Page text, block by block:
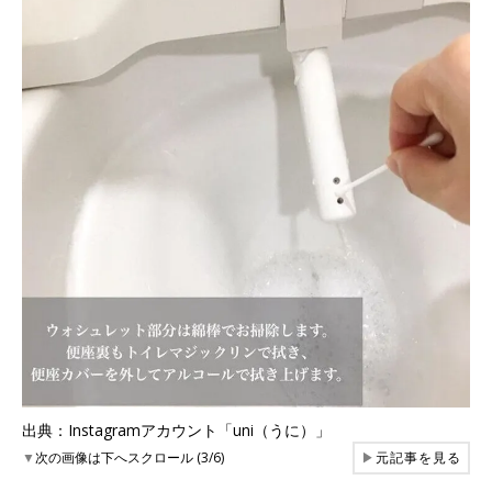
出典：Instagramアカウント「uni（うに）」
▼次の画像は下へスクロール (3/6) ▶元記事を見る